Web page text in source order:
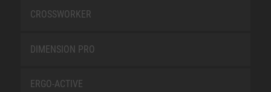
CROSSWORKER
DIMENSION PRO
ERGO-ACTIVE